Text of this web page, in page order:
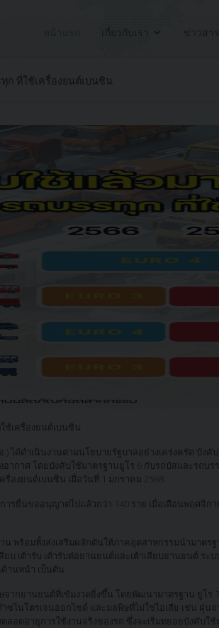
ก ที่ใช้เครื่องยนต์เบนซิน
ช้เครื่องยนต์เบนซิน
ได้ดำเนินงานตามนโยบายรัฐบาลอย่างเคร่งครัด บั
กาศ โดยบังคับใช้มาตรฐานยูโร 6 กับรถบัสและรถบ
องยนต์เบนซิน เมื่อวันที่ 1 มกราคม 2568
ารยื่นขออนุญาตไปแล้วกว่า 140 ราย เมื่อเดือนพฤศ
น พร้อมทั้งส่งเสริมผลักดันให้ภาคอุตสาหกรรมนำมาต
ยบ เต้ารับ เต้ารับต่อยานยนต์และเต้าเสียบยานยนต์
านหน้า เป็นต้น
จากยานยนต์ที่เข้มงวดยิ่งขึ้น โดยพัฒนามาตรฐาน ยูโ
ซไนโตรเจนออกไซด์ และมลพิษที่ไม่ใช่ไอเสีย เช่น ฝุ่
อดอายุการใช้งานจริงของรถ ซึ่งจะเริ่มทยอยบังคับใช้